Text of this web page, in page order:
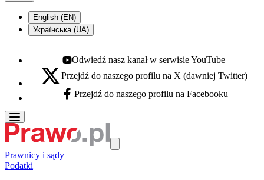
English (EN)
Українська (UA)
Youtube - otwiera się w nowej karcie
Odwiedź nasz kanał w serwisie YouTube
X - otwiera się w nowej karcie
Przejdź do naszego profilu na X (dawniej Twitter)
Facebook - otwiera się w nowej karcie
Przejdź do naszego profilu na Facebooku
Prawnicy i sądy
Podatki